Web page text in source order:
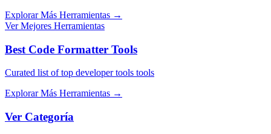
Explorar Más Herramientas →
Ver Mejores Herramientas
Best Code Formatter Tools
Curated list of top developer tools tools
Explorar Más Herramientas →
Ver Categoría